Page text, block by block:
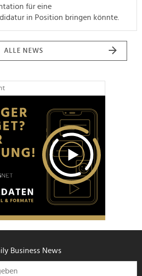
für eine
in Position bringen könnte.
ALLE NEWS
Business News